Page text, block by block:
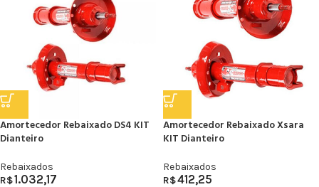
Amortecedor Rebaixado DS4 KIT
Dianteiro
Rebaixados
R$1.032,17
Amortecedor Rebaixado Xsara
KIT Dianteiro
Rebaixados
R$412,25